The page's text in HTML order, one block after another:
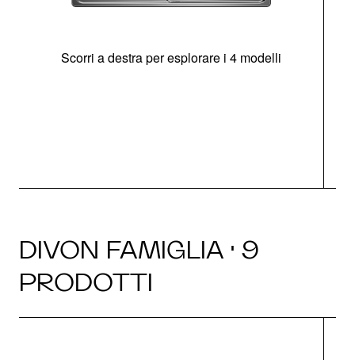
Scorri a destra per esplorare i 4 modelli
DIVON FAMIGLIA · 9
PRODOTTI